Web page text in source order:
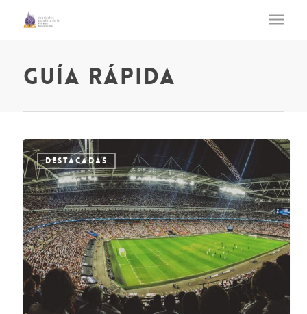
guía rápida
DESTACADAS